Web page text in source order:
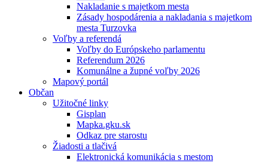
Nakladanie s majetkom mesta
Zásady hospodárenia a nakladania s majetkom
mesta Turzovka
Voľby a referendá
Voľby do Európskeho parlamentu
Referendum 2026
Komunálne a župné voľby 2026
Mapový portál
Občan
Užitočné linky
Gisplan
Mapka.gku.sk
Odkaz pre starostu
Žiadosti a tlačivá
Elektronická komunikácia s mestom